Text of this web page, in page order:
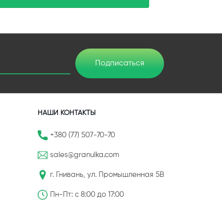
Подписаться
НАШИ КОНТАКТЫ
+380 (77) 507-70-70
sales@granulka.com
г. Гнивань, ул. Промышленная 5В
Пн-Пт: с 8:00 до 17:00